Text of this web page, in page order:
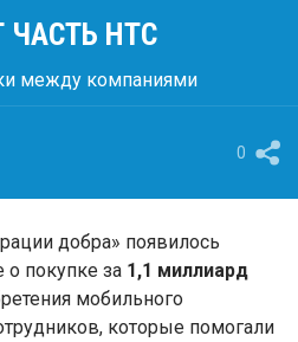
ЧАСТЬ HTC
между компаниями
0
добра» появилось
о покупке за 1,1 миллиард
мобильного
которые помогали